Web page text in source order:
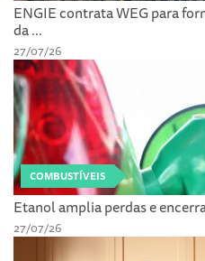
ENGIE contrata WEG para
da ...
27/07/26
COMBUSTÍVEIS
Etanol amplia perdas e
27/07/26